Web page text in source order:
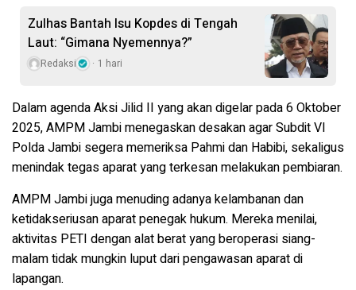
Zulhas Bantah Isu Kopdes di Tengah
Laut: “Gimana Nyemennya?”
Redaksi 1 hari
Dalam agenda Aksi Jilid II yang akan digelar pada 6 Oktober
2025, AMPM Jambi menegaskan desakan agar Subdit VI
Polda Jambi segera memeriksa Pahmi dan Habibi, sekaligus
menindak tegas aparat yang terkesan melakukan pembiaran.
AMPM Jambi juga menuding adanya kelambanan dan
ketidakseriusan aparat penegak hukum. Mereka menilai,
aktivitas PETI dengan alat berat yang beroperasi siang-
malam tidak mungkin luput dari pengawasan aparat di
lapangan.